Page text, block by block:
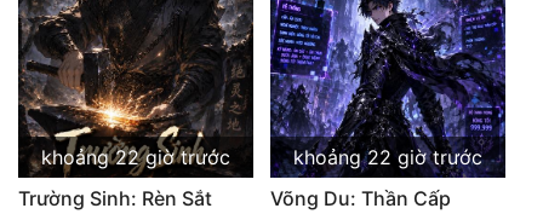
khoảng 22 giờ trước
Trường Sinh: Rèn Sắt
khoảng 22 giờ trước
Võng Du: Thần Cấp